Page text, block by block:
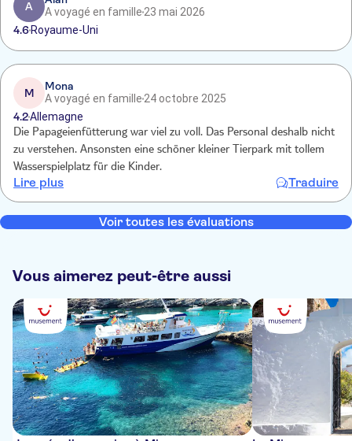
A
A voyagé en famille23 mai 2026
4.6 Royaume-Uni
M
Mona
A voyagé en famille24 octobre 2025
4.2Allemagne
Die Papageienfütterung war viel zu voll. Das Personal deshalb nicht
zu verstehen. Ansonsten eine schöner kleiner Tierpark mit tollem
Wasserspielplatz für die Kinder.
Lire plus Traduire
Voir toutes les évaluations
Vous aimerez peut-être aussi